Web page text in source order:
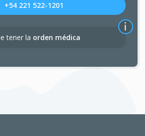
+54 221 522-1201
tener la orden médica